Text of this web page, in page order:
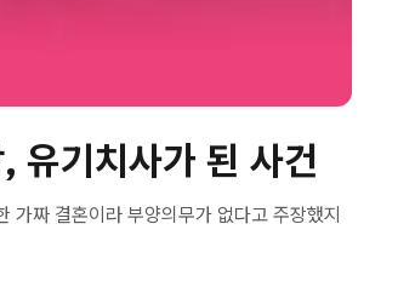
유기치사가 된 사건
짜 결혼이라 부양의무가 없다고 주장했지